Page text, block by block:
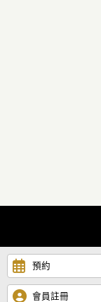
預約
會員註冊